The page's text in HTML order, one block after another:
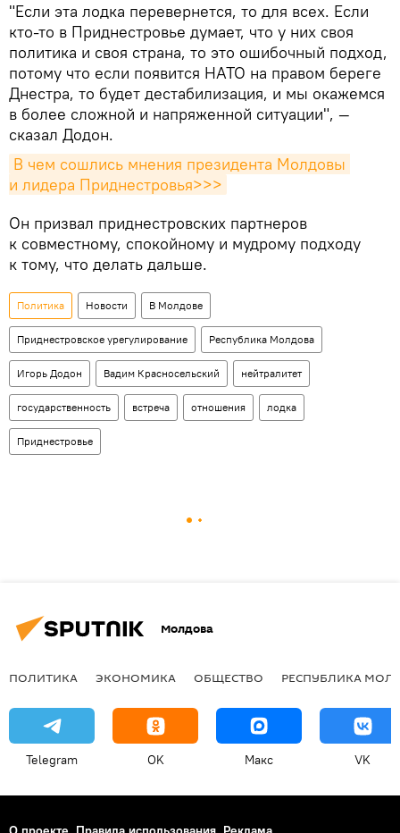
"Если эта лодка перевернется, то для всех. Если
кто-то в Приднестровье думает, что у них своя
политика и своя страна, то это ошибочный подход,
потому что если появится НАТО на правом береге
Днестра, то будет дестабилизация, и мы окажемся
в более сложной и напряженной ситуации", —
сказал Додон.
В чем сошлись мнения президента Молдовы
и лидера Приднестровья>>>
Он призвал приднестровских партнеров
к совместному, спокойному и мудрому подходу
к тому, что делать дальше.
Политика Новости В Молдове
Приднестровское урегулирование Республика Молдова
Игорь Додон Вадим Красносельский нейтралитет
государственность встреча отношения лодка
Приднестровье
Молдова
ПОЛИТИКА ЭКОНОМИКА ОБЩЕСТВО РЕСПУБЛИКА
Telegram OK Макс VK